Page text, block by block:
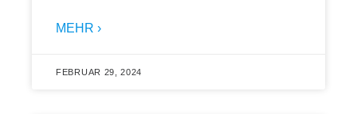
MEHR ›
FEBRUAR 29, 2024